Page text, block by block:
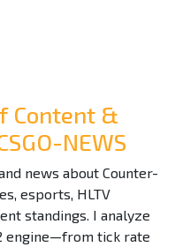
Content &
NEWS
news about Counter-
esports, HLTV
standings. I analyze
engine—from tick rate